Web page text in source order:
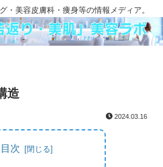
・美容皮膚科・痩身等の情報メディア。
造
2024.03.16
目次